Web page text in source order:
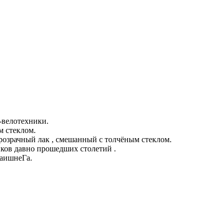
стеклом.
лак , смешанный с толчёным стеклом.
давно прошедших столетий .